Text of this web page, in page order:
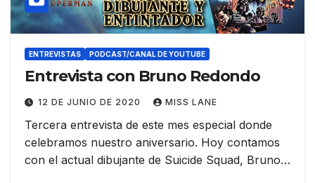
ENTREVISTAS PODCAST/CANAL DE YOUTUBE
Entrevista con Bruno Redondo
12 DE JUNIO DE 2020 MISS LANE
Tercera entrevista de este mes especial donde
celebramos nuestro aniversario. Hoy contamos
con el actual dibujante de Suicide Squad, Bruno…